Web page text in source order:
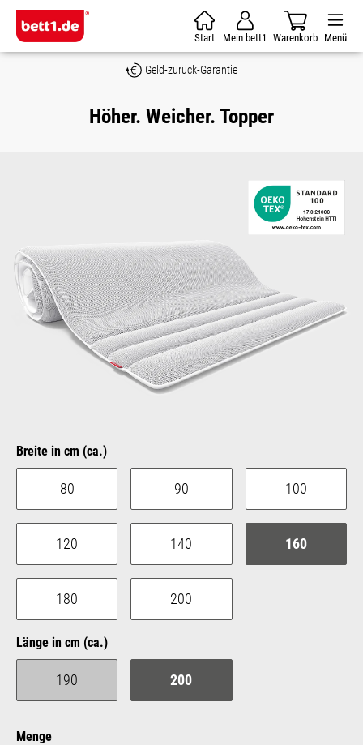
Zum Hauptinhalt springen
Start Mein bett1 Warenkorb Menü
Geld-zurück-Garantie
Höher. Weicher. Topper
Breite in cm (ca.)auswählen
80 90 100
120 140 160
180 200
Länge in cm (ca.)auswählen
190
(Diese Option ist zurzeit nicht verfügbar.)
200
Menge